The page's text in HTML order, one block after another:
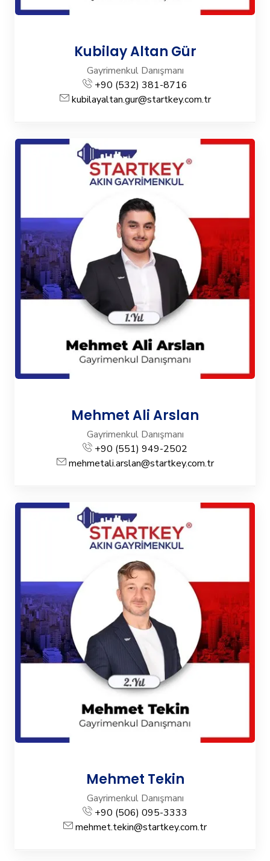
Kubilay Altan Gür
Gayrimenkul Danışmanı
+90 (532) 381-8716
kubilayaltan.gur@startkey.com.tr
Mehmet Ali Arslan
Gayrimenkul Danışmanı
+90 (551) 949-2502
mehmetali.arslan@startkey.com.tr
Mehmet Tekin
Gayrimenkul Danışmanı
+90 (506) 095-3333
mehmet.tekin@startkey.com.tr